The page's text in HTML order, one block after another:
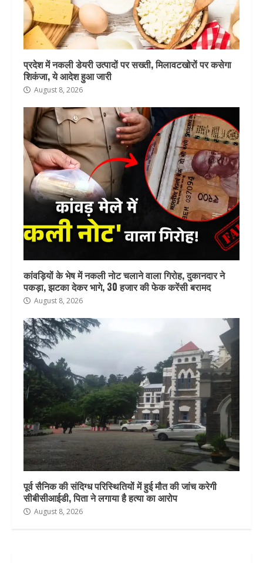
प्रदेश में नकली डेयरी उत्पादों पर सख्ती, मिलावटखोरों पर कसेगा
शिकंजा, ये आदेश हुआ जारी
August 8, 2026
कांवड़ियों के भेष में नकली नोट चलाने वाला गिरोह, दुकानदार ने
पकड़ा, झटका देकर भागे, 30 हजार की फेक करेंसी बरामद
August 8, 2026
पूर्व सैनिक की संदिग्ध परिस्थितियों में हुई मौत की जांच करेगी
सीबीसीआईडी, पिता ने लगाया है हत्या का आरोप
August 8, 2026